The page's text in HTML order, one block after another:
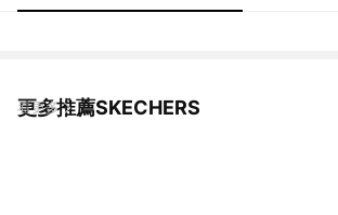
更多推薦SKECHERS
看更多